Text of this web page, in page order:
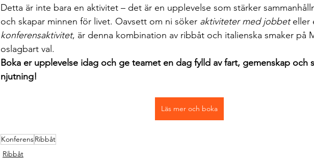
Detta är inte bara en aktivitet – det är en upplevelse som stärker
och skapar minnen för livet. Oavsett om ni söker aktiviteter med jobbet eller
konferensaktivitet, är denna kombination av ribbåt och italienska smaker på
oslagbart val.
Boka er upplevelse idag och ge teamet en dag fylld av fart, gemenskap och
njutning!
Läs mer och boka
KonferensRibbåt
Ribbåt